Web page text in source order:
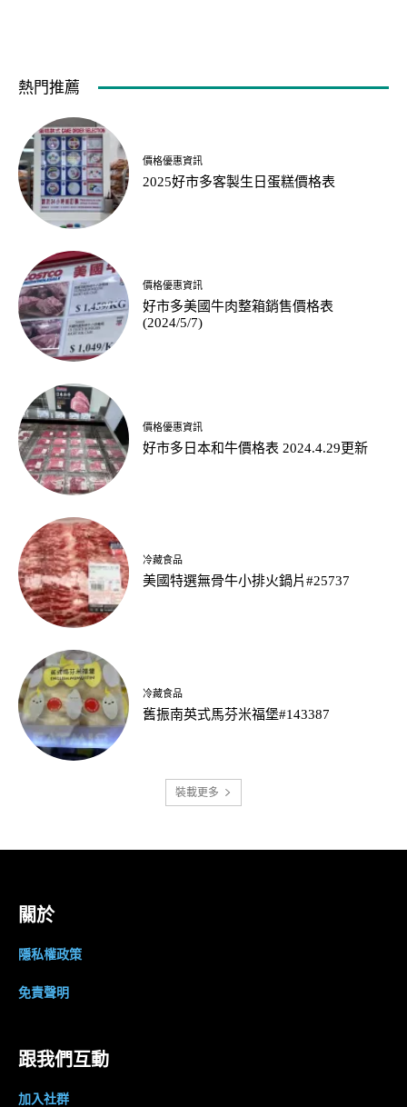
熱門推薦
價格優惠資訊
2025好市多客製生日蛋糕價格表
價格優惠資訊
好市多美國牛肉整箱銷售價格表
(2024/5/7)
價格優惠資訊
好市多日本和牛價格表 2024.4.29更新
冷藏食品
美國特選無骨牛小排火鍋片#25737
冷藏食品
舊振南英式馬芬米福堡#143387
裝載更多
關於
隱私權政策
免責聲明
跟我們互動
加入社群